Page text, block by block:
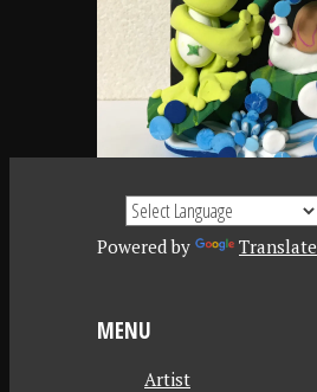
Powered by Translate
MENU
Artist